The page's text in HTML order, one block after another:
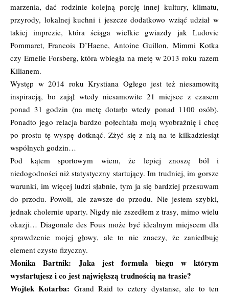
marzenia, dać rodzinie kolejną porcję innej kultury, klimatu,
przyrody, lokalnej kuchni i jeszcze dodatkowo wziąć udział w
takiej imprezie, która ściąga wielkie gwiazdy jak Ludovic
Pommaret, Francois D’Haene, Antoine Guillon, Mimmi Kotka
czy Emelie Forsberg, która wbiegła na metę w 2013 roku razem
Kilianem.
Występ w 2014 roku Krystiana Ogłego jest też niesamowitą
inspiracją, bo zajął wtedy niesamowite 21 miejsce z czasem
ponad 31 godzin (na metę dotarło wtedy ponad 1100 osób).
Ponadto jego relacja bardzo połechtała moją wyobraźnię i chcę
po prostu tę wyspę dotknąć. Zżyć się z nią na te kilkadziesiąt
wspólnych godzin…
Pod kątem sportowym wiem, że lepiej znoszę ból i
niedogodności niż statystyczny startujący. Im trudniej, im gorsze
warunki, im więcej ludzi słabnie, tym ja się bardziej przesuwam
do przodu. Powoli, ale zawsze do przodu. Nie jestem szybki,
jednak cholernie uparty. Nigdy nie zszedłem z trasy, mimo wielu
okazji… Diagonale des Fous może być idealnym miejscem dla
sprawdzenie mojej głowy, ale to nie znaczy, że zaniedbuję
element czysto fizyczny.
Monika Bartnik: Jaka jest formuła biegu w którym
wystartujesz i co jest największą trudnością na trasie?
Wojtek Kotarba: Grand Raid to cztery dystanse, ale to ten